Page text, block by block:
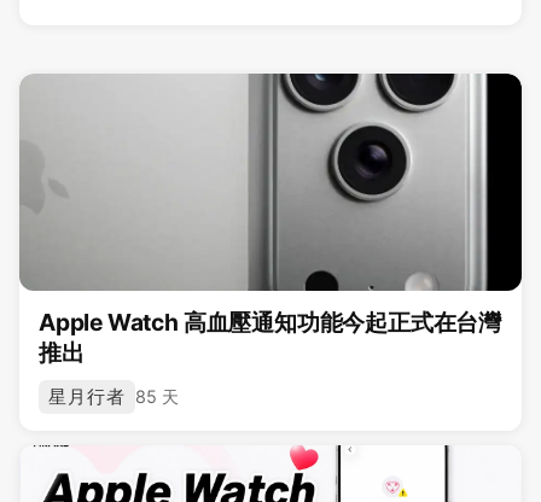
Apple Watch 高血壓通知功能今起正式在台灣
推出
星月行者 85 天